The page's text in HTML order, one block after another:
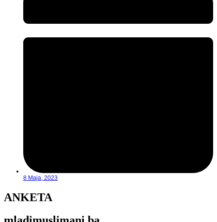
8 Maja, 2023
ANKETA